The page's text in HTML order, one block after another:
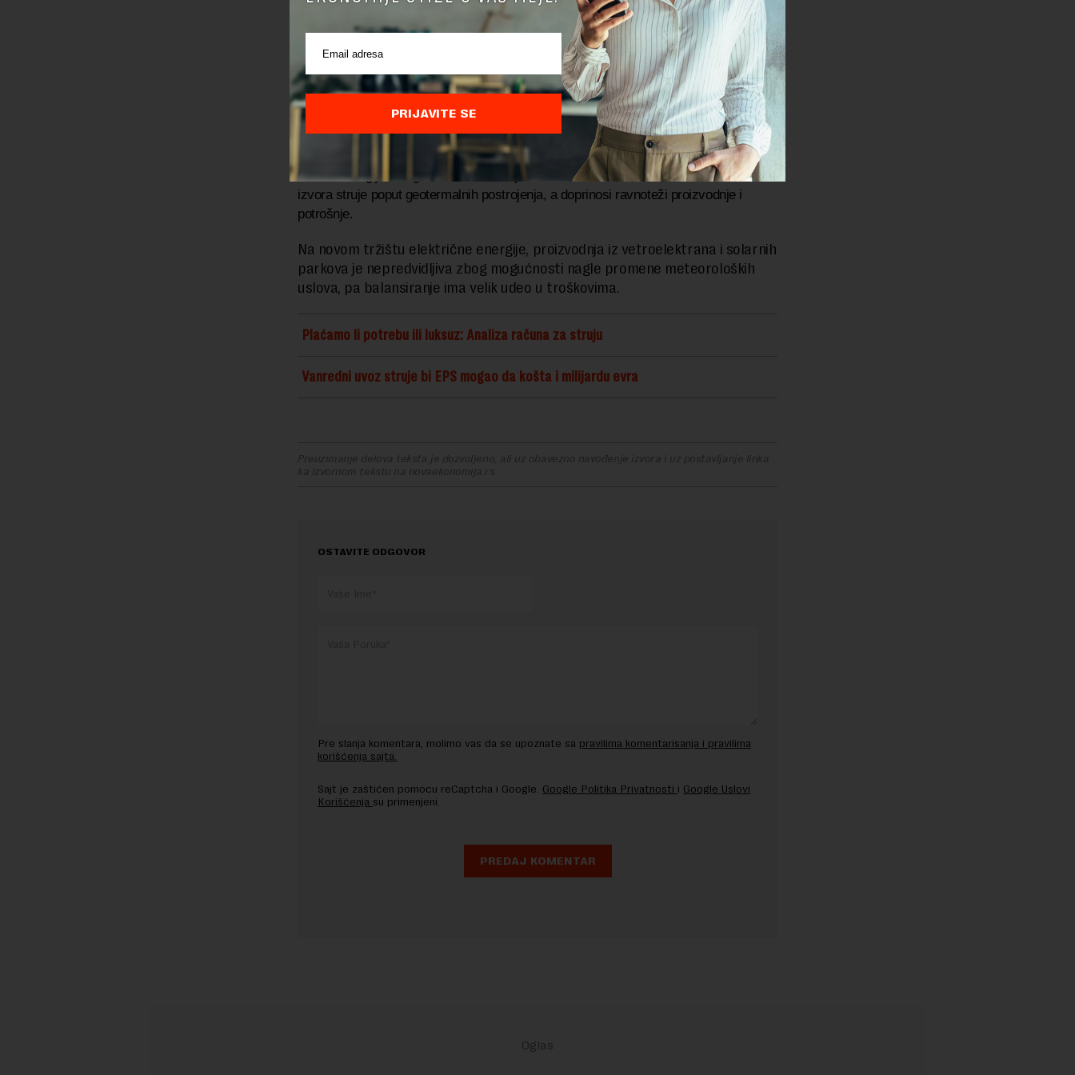
U KOER-u kažu da će kasnije uvesti uslugu povećanja potrošnje, koja će koristiti u
situacijama kada proizvodnja neočekivano poraste, jer i tada može da dođe do
poremećaja u elektroenergetskom sistemu.
Virtuelne elektrane imaju mogućnost da upravljaju strujom iz geografski razasutih
izvora, naročito obnovljivih, kao i sistema za skladištenje poput baterija.
Ova tehnologija omogućava kombinaciju vetroelektrana, hidrocentrala i stabilnih
izvora struje poput geotermalnih postrojenja, a doprinosi ravnoteži proizvodnje i
potrošnje.
Na novom tržištu električne energije, proizvodnja iz vetroelektrana i solarnih
parkova je nepredvidljiva zbog mogućnosti nagle promene meteoroloških
uslova, pa balansiranje ima velik udeo u troškovima.
Plaćamo li potrebu ili luksuz: Analiza računa za struju
Vanredni uvoz struje bi EPS mogao da košta i milijardu evra
Preuzimanje delova teksta je dozvoljeno, ali uz obavezno navođenje izvora i uz postavljanje linka
ka izvornom tekstu na novaekonomija.rs
OSTAVITE ODGOVOR
Pre slanja komentara, molimo vas da se upoznate sa pravilima komentarisanja i pravilima
korišćenja sajta.
Sajt je zaštićen pomocu reCaptcha i Google. Google Politika Privatnosti i Google Uslovi
Korišćenja su primenjeni.
PRIJAVITE SE